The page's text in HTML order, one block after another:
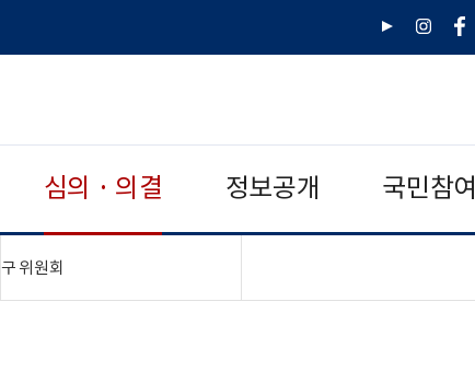
유
인
페
심의 · 의결 정보공개 국민참여
구 위원회